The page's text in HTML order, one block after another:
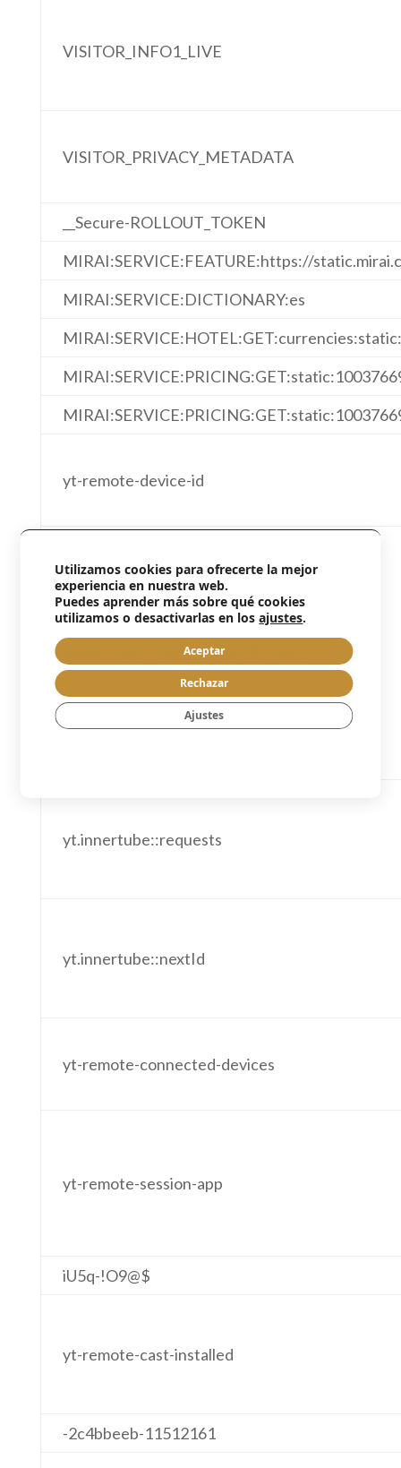
VISITOR_INFO1_LIVE
VISITOR_PRIVACY_METADATA
__Secure-ROLLOUT_TOKEN
MIRAI:SERVICE:FEATURE:https://
MIRAI:SERVICE:DICTIONARY:es
yt-remote-device-id
ytidb::LAST_RESULT_ENTRY_KEY
yt.innertube::requests
yt.innertube::nextId
yt-remote-connected-devices
yt-remote-session-app
iU5q-!O9@$
yt-remote-cast-installed
-2c4bbeeb-11512161
Utilizamos cookies para ofrecerte la mejor
experiencia en nuestra web.
Puedes aprender más sobre qué cookies
utilizamos o desactivarlas en losajustes.
Aceptar
Rechazar
Ajustes